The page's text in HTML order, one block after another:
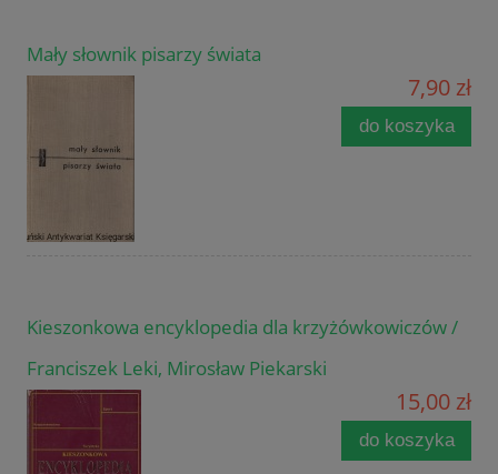
Mały słownik pisarzy świata
7,90 zł
do koszyka
Kieszonkowa encyklopedia dla krzyżówkowiczów /
Franciszek Leki, Mirosław Piekarski
15,00 zł
do koszyka